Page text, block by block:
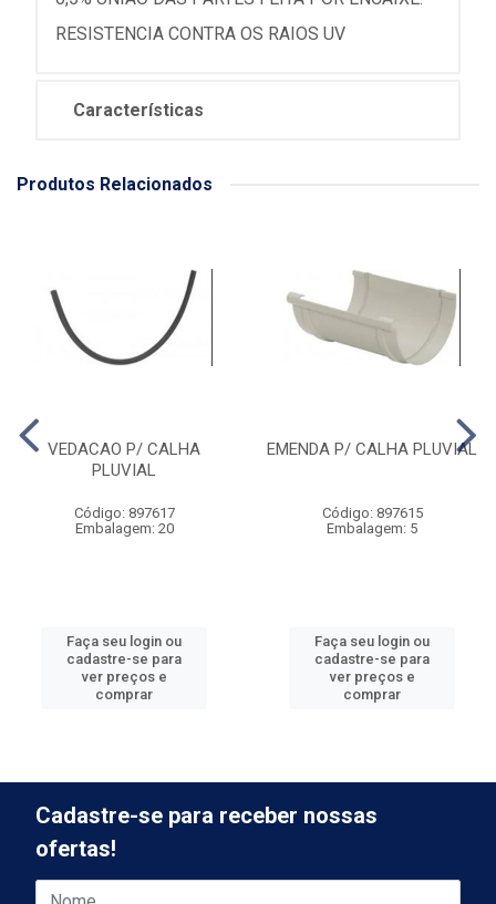
RESISTENCIA CONTRA OS RAIOS UV
Características
Produtos Relacionados
VEDACAO P/ CALHA
PLUVIAL
Código: 897617
Embalagem: 20
Faça seu login ou
cadastre-se para
ver preços e
comprar
EMENDA P/ CALHA PLUVIAL
Código: 897615
Embalagem: 5
Faça seu login ou
cadastre-se para
ver preços e
comprar
Cadastre-se para receber nossas
ofertas!